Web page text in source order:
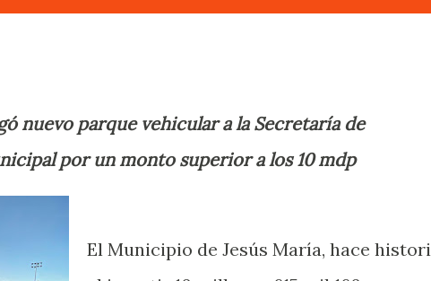
nuevo parque vehicular a la Secretaría de
por un monto superior a los 10 mdp
El Municipio de Jesús María, hace